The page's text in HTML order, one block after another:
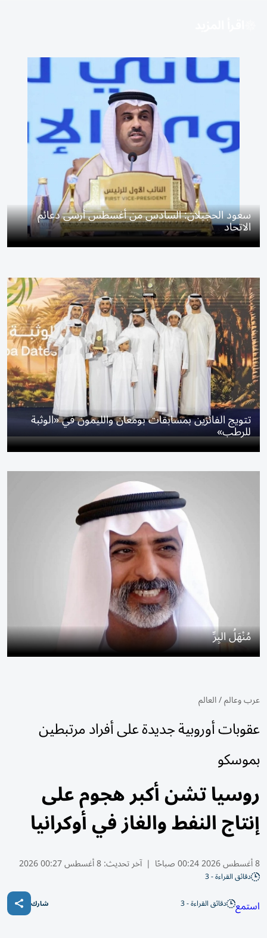
سعود الحجيلان: السادس من أغسطس أرسى دعائم
الاتحاد
تتويج الفائزين بمسابقات بومعان والليمون في «الوثبة
للرطب»
مُنْهَلُ البِرِّ
عرب وعالم/العالم
عقوبات أوروبية جديدة على أفراد مرتبطين
بموسكو
روسيا تشن أكبر هجوم على
إنتاج النفط والغاز في أوكرانيا
8 أغسطس 2026 00:24 صباحًا | آخر تحديث:8 أغسطس 00:27 2026
دقائق القراءة - 3
استمع دقائق القراءة - 3 شارك